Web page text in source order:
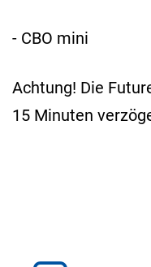
- CBO mini
Achtung! Die
15 Minuten